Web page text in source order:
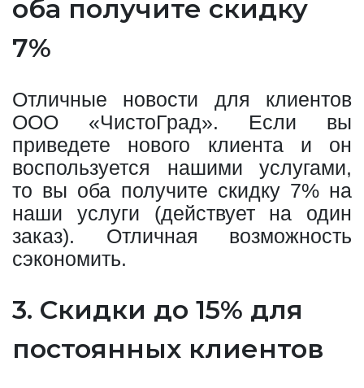
оба получите скидку
7%
Отличные новости для клиентов
ООО «ЧистоГрад». Если вы
приведете нового клиента и он
воспользуется нашими услугами,
то вы оба получите скидку 7% на
наши услуги (действует на один
заказ). Отличная возможность
сэкономить.
3. Скидки до 15% для
постоянных клиентов